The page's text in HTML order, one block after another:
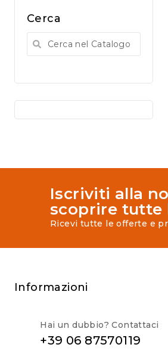
Cerca
Iscriviti alla
scoprire tutte
Ricevi tutte le offerte e
Informazioni
Hai un dubbio? Contattaci
+39 06 87570119